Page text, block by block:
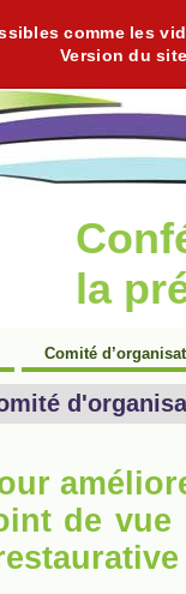
comme les
Version du
la
Comité
de vue